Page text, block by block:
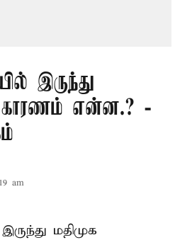
இருந்து
காரணம் என்ன.? -
am
மதிமுக